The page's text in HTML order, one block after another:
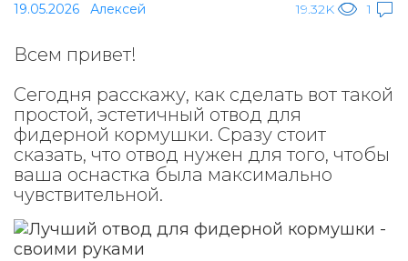
19.05.2026 Алексей 19.32K 1
Всем привет!
Сегодня расскажу, как сделать вот такой
простой, эстетичный отвод для
фидерной кормушки. Сразу стоит
сказать, что отвод нужен для того, чтобы
ваша оснастка была максимально
чувствительной.